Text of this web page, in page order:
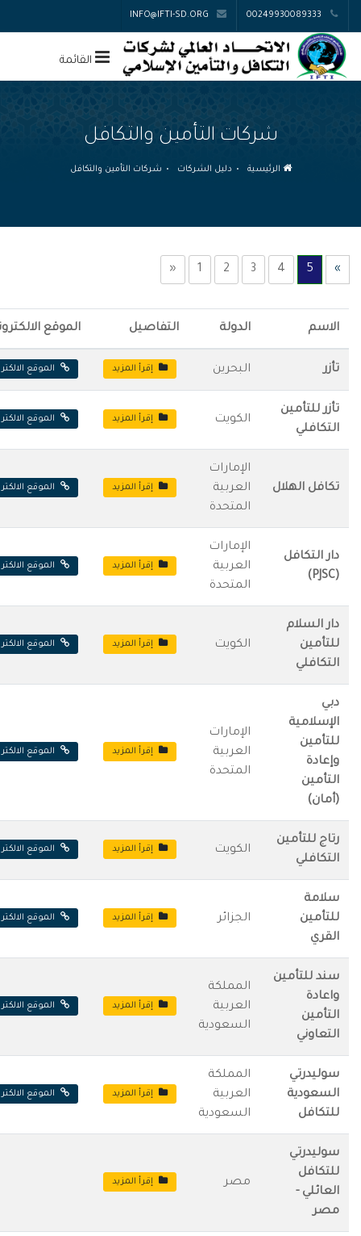
القائمة
شركات التأمين والتكافل
الرئيسية دليل الشركات شركات التأمين والتكافل
« 1 2 3 4 5 »
الاسم الدولة التفاصيل الموقع
تأزر البحرين إقرأ المزيد الموقع
تأزر للتأمين
التكافلي
الكويت إقرأ المزيد الموقع
تكافل الهلال
الإمارات
العربية
المتحدة
إقرأ المزيد الموقع
دار التكافل
(PJSC)
الإمارات
العربية
المتحدة
إقرأ المزيد الموقع
دار السلام
للتأمين
التكافلي
الكويت إقرأ المزيد الموقع
دبي
الإسلامية
للتأمين
وإعادة
التأمين
(أمان)
الإمارات
العربية
المتحدة
إقرأ المزيد الموقع
رتاج للتأمين
التكافلي
الكويت إقرأ المزيد الموقع
سلامة
للتأمين
القري
الجزائر إقرأ المزيد الموقع
سند للتأمين
واعادة
التأمين
التعاوني
المملكة
العربية
السعودية
إقرأ المزيد الموقع
سوليدرتي
السعودية
للتكافل
المملكة
العربية
السعودية
إقرأ المزيد الموقع
سوليدرتي
للتكافل
العائلي -
مصر
مصر إقرأ المزيد